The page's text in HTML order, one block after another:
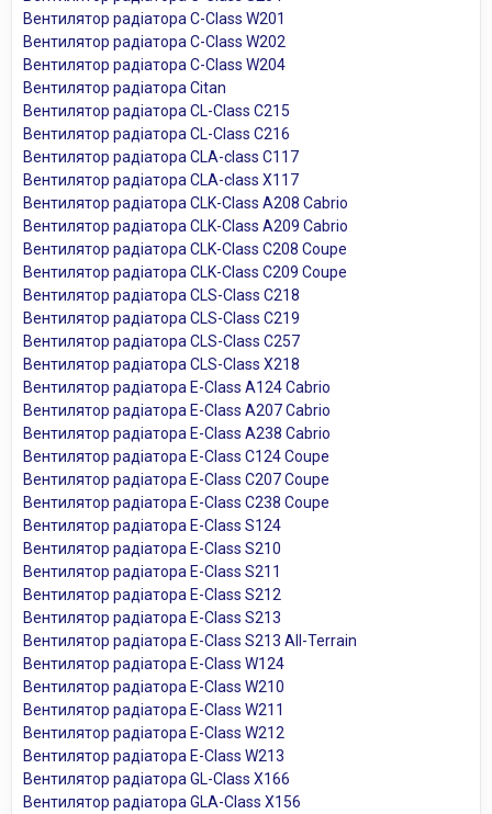
Вентилятор радіатора C-Class W201
Вентилятор радіатора C-Class W202
Вентилятор радіатора C-Class W204
Вентилятор радіатора Citan
Вентилятор радіатора CL-Class C215
Вентилятор радіатора CL-Class C216
Вентилятор радіатора CLA-class C117
Вентилятор радіатора CLA-class X117
Вентилятор радіатора CLK-Class A208 Cabrio
Вентилятор радіатора CLK-Class A209 Cabrio
Вентилятор радіатора CLK-Class C208 Coupe
Вентилятор радіатора CLK-Class C209 Coupe
Вентилятор радіатора CLS-Class C218
Вентилятор радіатора CLS-Class C219
Вентилятор радіатора CLS-Class C257
Вентилятор радіатора CLS-Class X218
Вентилятор радіатора E-Class A124 Cabrio
Вентилятор радіатора E-Class A207 Cabrio
Вентилятор радіатора E-Class A238 Cabrio
Вентилятор радіатора E-Class C124 Coupe
Вентилятор радіатора E-Class C207 Coupe
Вентилятор радіатора E-Class C238 Coupe
Вентилятор радіатора E-Class S124
Вентилятор радіатора E-Class S210
Вентилятор радіатора E-Class S211
Вентилятор радіатора E-Class S212
Вентилятор радіатора E-Class S213
Вентилятор радіатора E-Class S213 All-Terrain
Вентилятор радіатора E-Class W124
Вентилятор радіатора E-Class W210
Вентилятор радіатора E-Class W211
Вентилятор радіатора E-Class W212
Вентилятор радіатора E-Class W213
Вентилятор радіатора GL-Class X166
Вентилятор радіатора GLA-Class X156